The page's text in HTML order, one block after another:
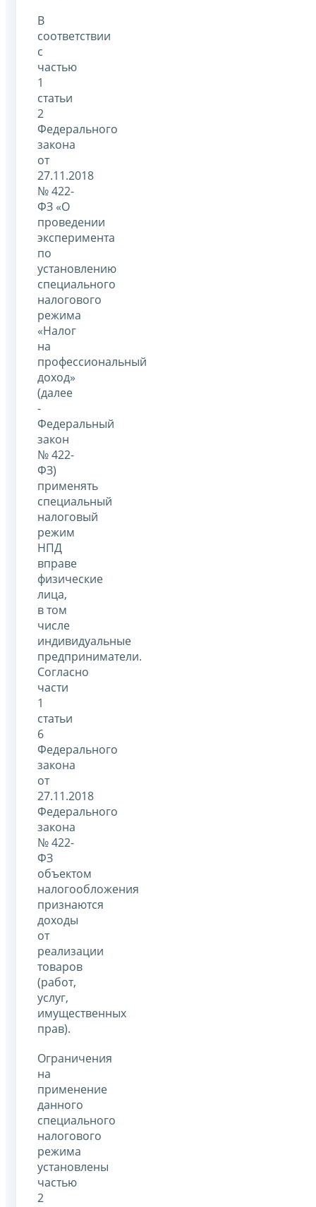
В
соответствии
с
частью
1
статьи
2
Федерального
закона
от
27.11.2018
№ 422-
ФЗ «О
проведении
эксперимента
по
установлению
специального
налогового
режима
«Налог
на
профессиональный
доход»
(далее
-
Федеральный
закон
№ 422-
ФЗ)
применять
специальный
налоговый
режим
НПД
вправе
физические
лица,
в том
числе
индивидуальные
предприниматели.
Согласно
части
1
статьи
6
Федерального
закона
от
27.11.2018
Федерального
закона
№ 422-
ФЗ
объектом
налогообложения
признаются
доходы
от
реализации
товаров
(работ,
услуг,
имущественных
прав).
Ограничения
на
применение
данного
специального
налогового
режима
установлены
частью
2